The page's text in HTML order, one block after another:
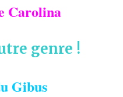
Carolina
genre !
Gibus